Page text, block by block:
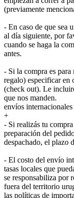
(previamente
- En caso de que sea
al día siguiente, por
cuando se haga la
antes.
- Si la compra es para
regalo) especificar en
(check out). Le
que nos manden.
envíos internacionales
+
- Si realizás tu
preparación del
despachado, el plazo
- El costo del envío
tasas locales que
se responsabiliza por
fuera del territorio
las políticas de